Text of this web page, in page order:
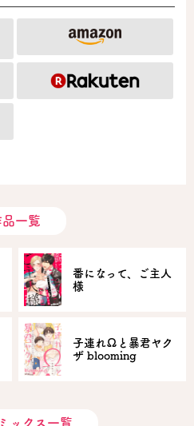
品一覧
番になって、ご主人
様
子連れΩと暴君ヤク
ザ blooming
ックス一覧